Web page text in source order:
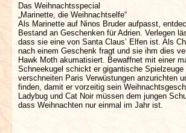
Das Weihnachtsspecial
„Marinette, die Weihnachtselfe“
Als Marinette auf Ninos Bruder aufpasst,
Bestand an Geschenken für Adrien. Verlegen
dass sie eine von Santa Claus’ Elfen ist. Als
nach einem Geschenk fragt und sie ihm dies
Hawk Moth akumatisiert. Bewaffnet mit einer
Schneekugel schickt er gigantische Spielzeuge
verschneiten Paris Verwüstungen anzurichten
finden, damit er vorzeitig sein
Ladybug und Cat Noir müssen dem jungen
dass Weihnachten nur einmal im Jahr ist.